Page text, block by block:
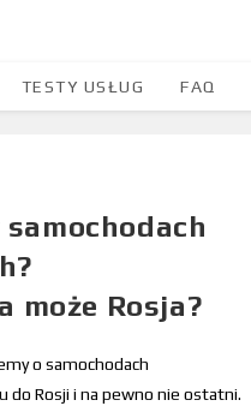
TESTY USŁUG FAQ
może Rosja?
o samochodach
do Rosji i na pewno nie ostatni.